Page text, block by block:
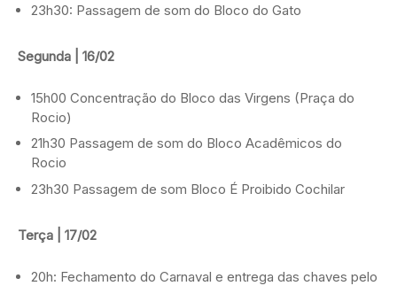
23h30: Passagem de som do Bloco do Gato
Segunda | 16/02
15h00 Concentração do Bloco das Virgens (Praça do
Rocio)
21h30 Passagem de som do Bloco Acadêmicos do
Rocio
23h30 Passagem de som Bloco É Proibido Cochilar
Terça | 17/02
20h: Fechamento do Carnaval e entrega das chaves pelo